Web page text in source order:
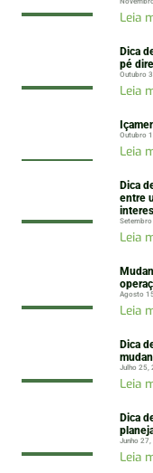
Leia
Dica
pé
Outubro
Leia
Outubro
Leia
Dica
entre
Leia
Agosto
Leia
Dica
Julho 25,
Leia
Dica
Junho 27,
Leia